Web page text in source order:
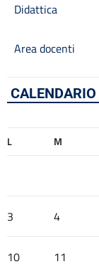
Didattica
Area docenti
CALENDARIO
L M
3 4
10 11